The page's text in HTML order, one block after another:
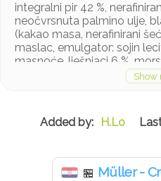
integralni pir 42 %,
neočvrsnuta palmino ulje,
(kakao masa, nerafinirani
maslac, emulgator: sojin
masnoće, lješnjaci 6 %,
natrijev karbonat; korijander,
Proizvod sadrži gluten, soju
mlijeko u tragovima
H.Lo
🏪 Müller -